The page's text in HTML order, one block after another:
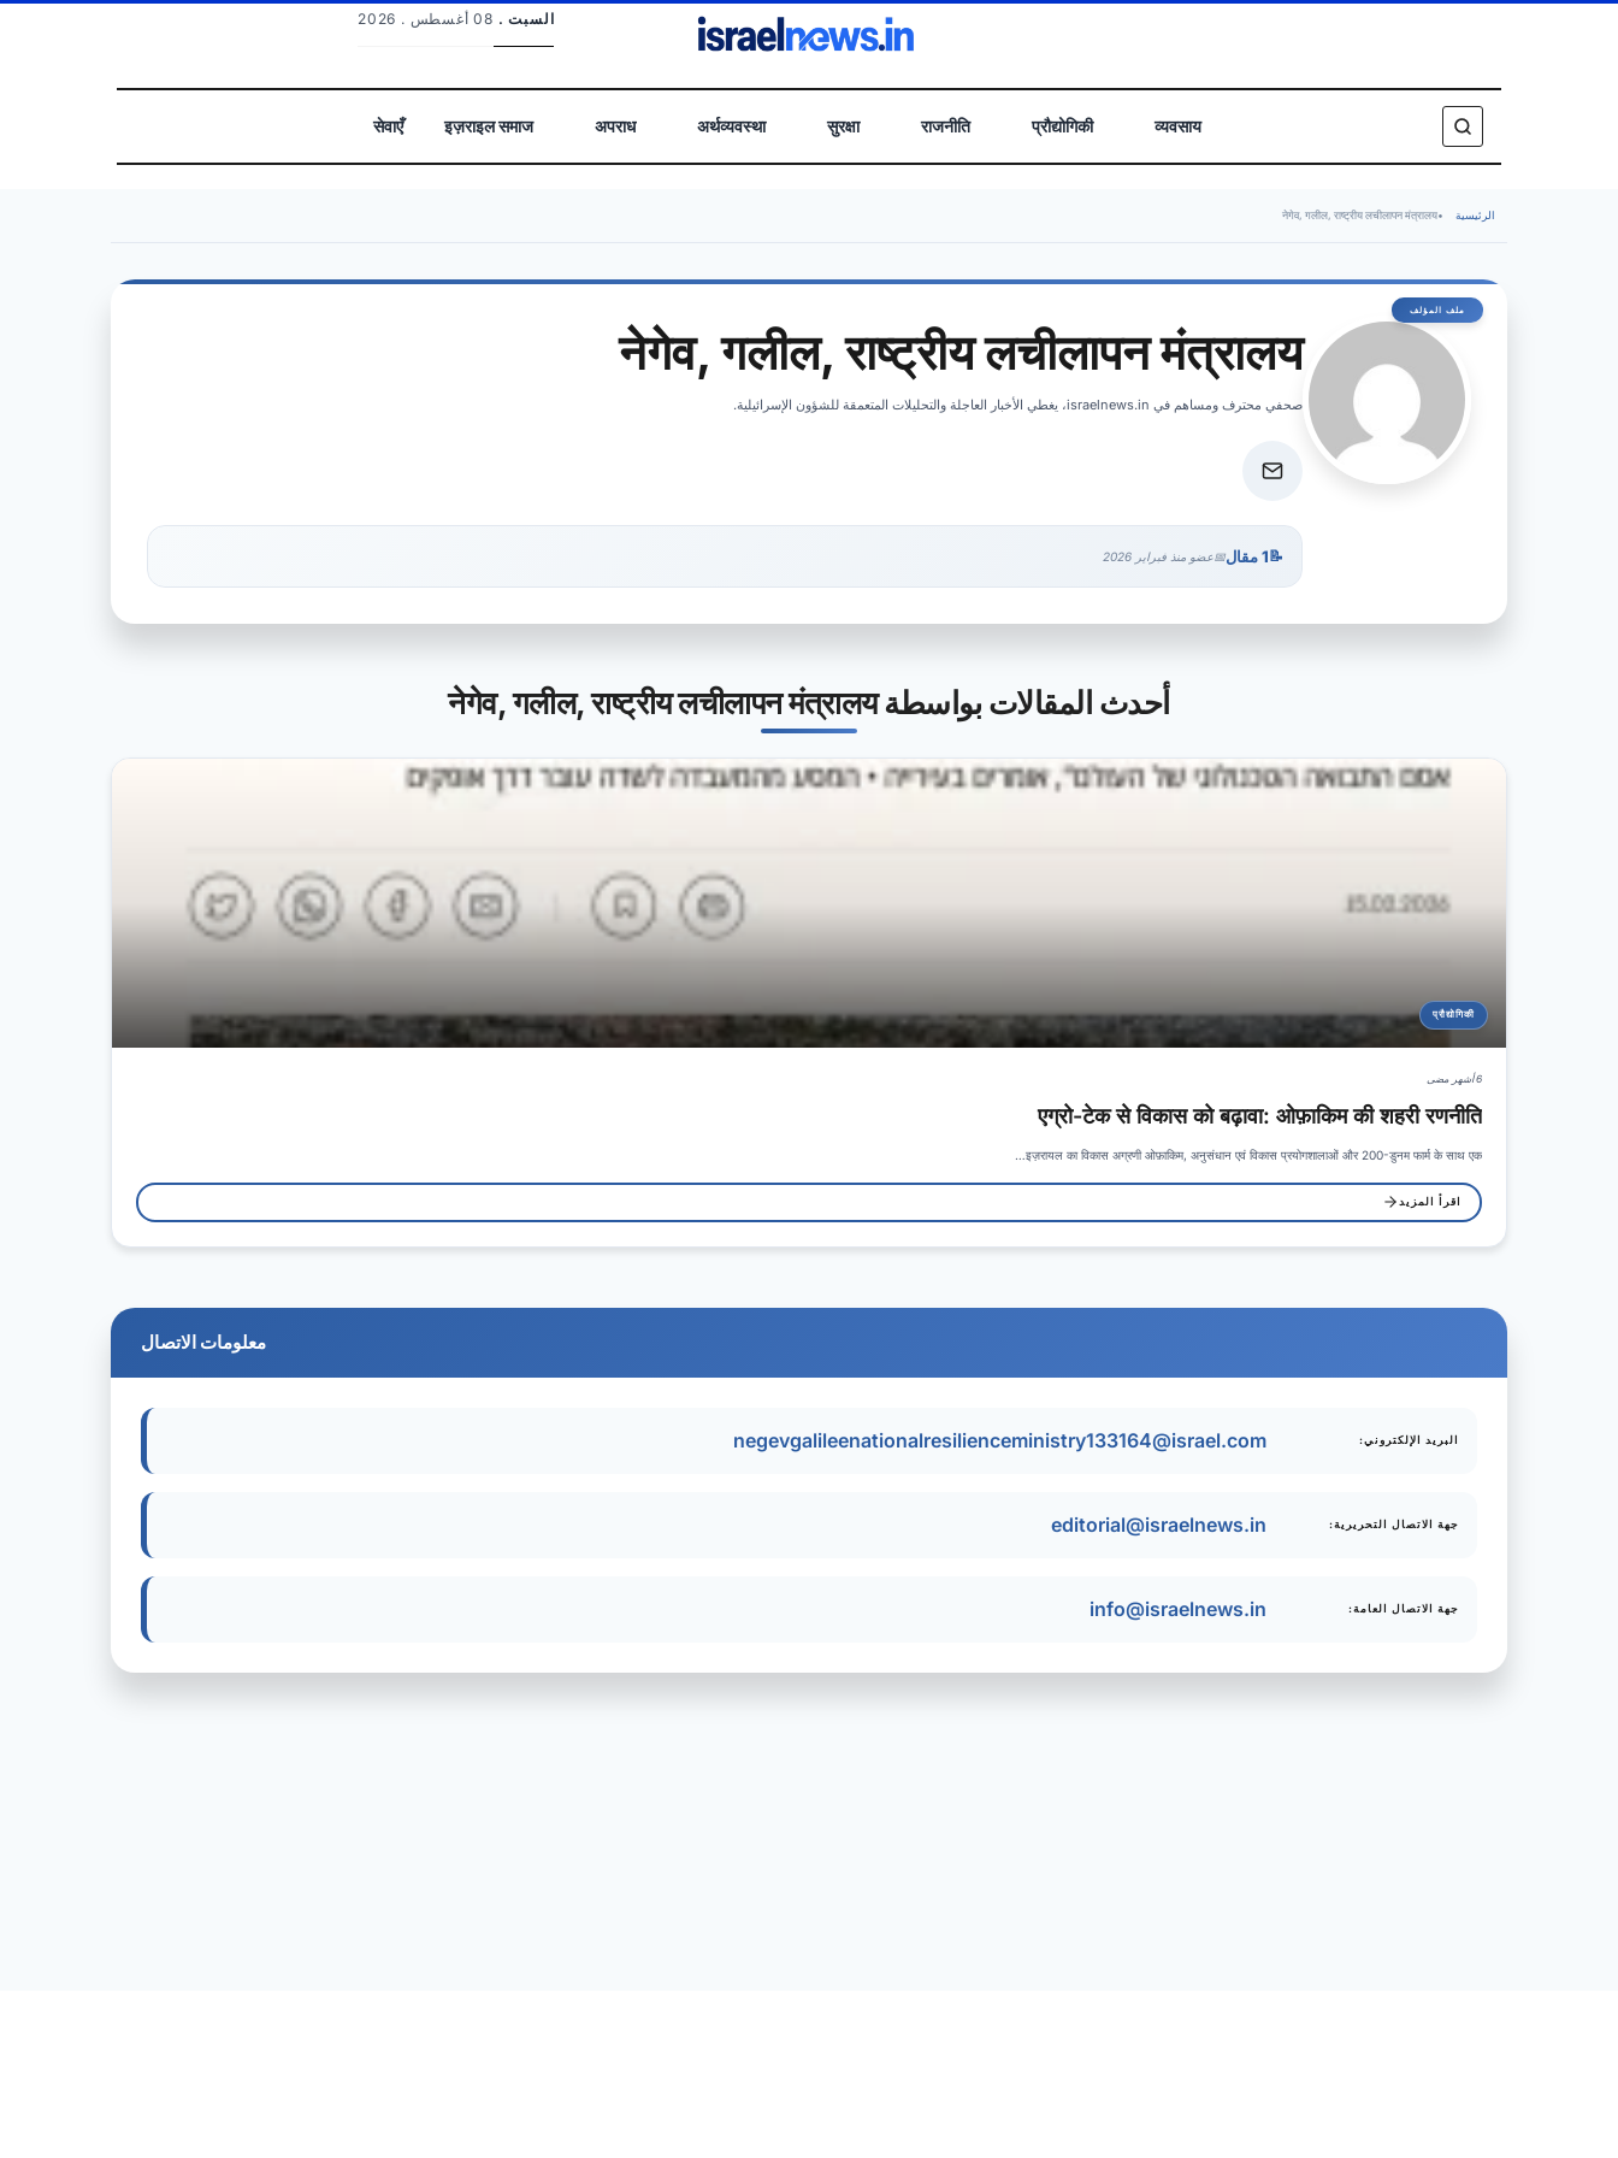
السبت . 08 أغسطس . 2026
व्यवसाय
प्रौद्योगिकी
राजनीति
सुरक्षा
अर्थव्यवस्था
अपराध
इज़राइल समाज
सेवाएँ
الرئيسية •
नेगेव, गलील, राष्ट्रीय लचीलापन मंत्रालय
नेगेव, गलील, राष्ट्रीय लचीलापन मंत्रालय
صحفي محترف ومساهم في israelnews.in، يغطي الأخبار العاجلة والتحليلات المتعمقة للشؤون الإسرائيلية.
1 مقال عضو منذ فبراير 2026
أحدث المقالات بواسطة नेगेव, गलील, राष्ट्रीय लचीलापन मंत्रालय
प्रौद्योगिकी
6 أشهر مضى
एग्रो-टेक से विकास को बढ़ावा: ओफ़ाकिम की शहरी रणनीति
इज़रायल का विकास अग्रणी ओफ़ाकिम, अनुसंधान एवं विकास प्रयोगशालाओं और 200-डुनम फार्म के साथ एक…
اقرأ المزيد
معلومات الاتصال
البريد الإلكتروني: negevgalileenationalresilienceministry133164@israel.com
جهة الاتصال التحريرية: editorial@israelnews.in
جهة الاتصال العامة: info@israelnews.in